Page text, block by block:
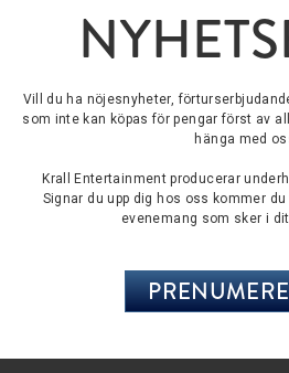
Vill du ha nöjesnyheter,
som inte kan köpas för pengar först av
hänga med
Krall Entertainment producerar
Signar du upp dig hos oss kommer
evenemang som sker i